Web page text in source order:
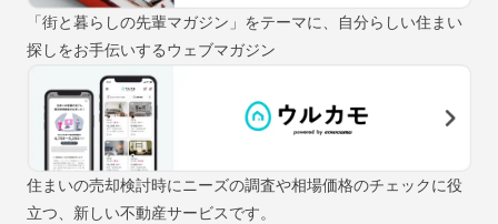
「街と暮らしの先輩マガジン」をテーマに、自分らしい住まい
探しをお手伝いするウェブマガジン
住まいの売却検討時にニーズの調査や相場価格のチェックに役
立つ、新しい不動産サービスです。